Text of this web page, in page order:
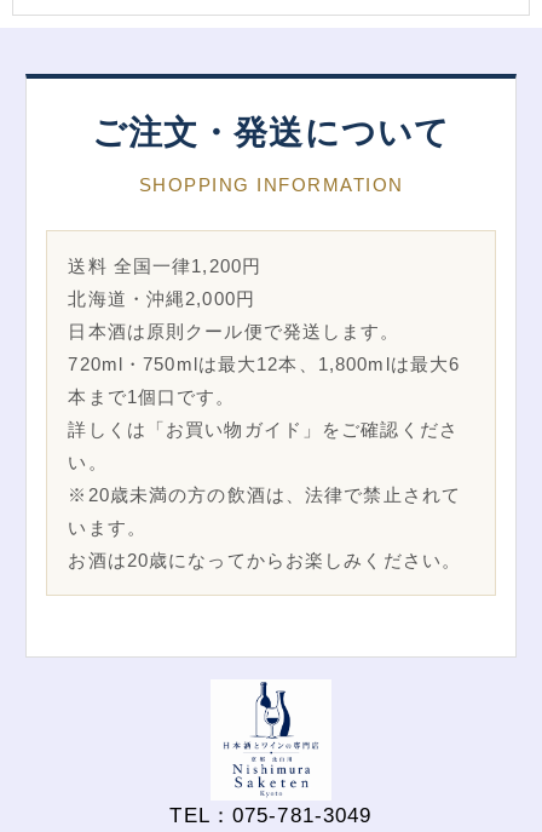
ご注文・発送について
SHOPPING INFORMATION
送料 全国一律1,200円
北海道・沖縄2,000円
日本酒は原則クール便で発送します。
720ml・750mlは最大12本、1,800mlは最大6
本まで1個口です。
詳しくは「お買い物ガイド」をご確認くださ
い。
※20歳未満の方の飲酒は、法律で禁止されて
います。
お酒は20歳になってからお楽しみください。
TEL：075-781-3049